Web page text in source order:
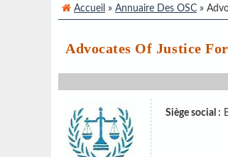
Accueil » Annuaire Des OSC »
Advocates Of Justice
Siège social :